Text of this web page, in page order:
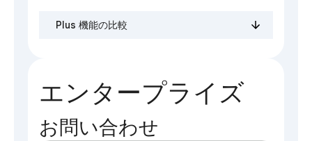
Plus 機能の比較
エンタープライズ
お問い合わせ